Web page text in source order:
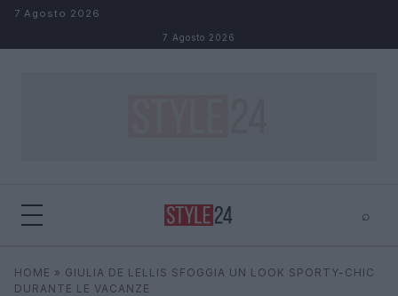
Salta al contenuto
7 Agosto 2026
7 Agosto 2026
⌕
Cerca ⌕ ×
HOME » GIULIA DE LELLIS SFOGGIA UN LOOK SPORTY-CHIC
DURANTE LE VACANZE